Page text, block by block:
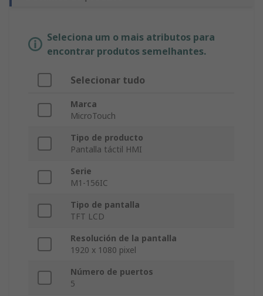
Seleciona um o mais atributos para
encontrar produtos semelhantes.
Selecionar tudo
Marca
MicroTouch
Tipo de producto
Pantalla táctil HMI
Serie
M1-156IC
Tipo de pantalla
TFT LCD
Resolución de la pantalla
1920 x 1080 pixel
Número de puertos
5